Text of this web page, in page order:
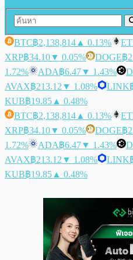
BTC฿2,138,814 ▲ 0.13%
XRP฿34.10▼ 0.05% DOGE฿
1.72%
ADA฿6.47▼ 1.43%
AVAX฿213.12 ▼ 1.08% LINK
KUB฿19.85 ▲ 0.48%
BTC฿2,138,814 ▲ 0.13%
XRP฿34.10▼ 0.05% DOGE฿
1.72%
ADA฿6.47▼ 1.43%
AVAX฿213.12 ▼ 1.08% LINK
KUB฿19.85 ▲ 0.48%